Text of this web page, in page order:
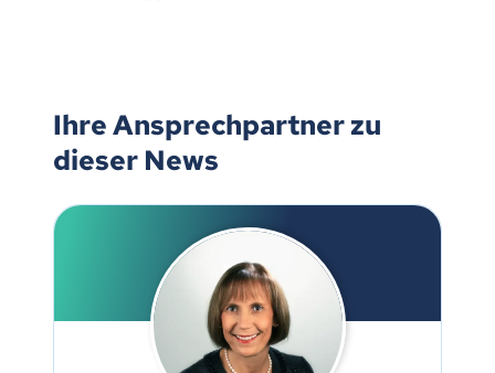
Ihre Ansprechpartner zu
dieser News